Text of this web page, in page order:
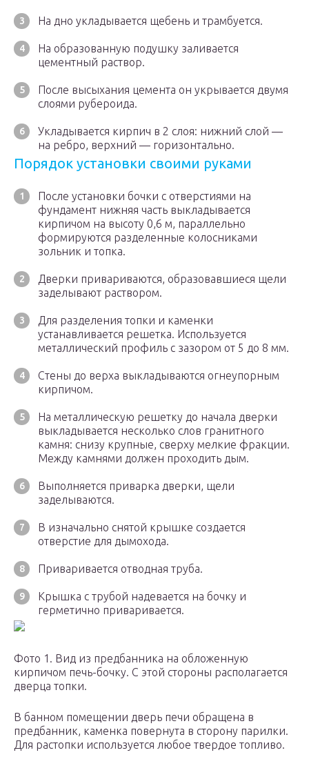
На дно укладывается щебень и трамбуется.
На образованную подушку заливается
цементный раствор.
После высыхания цемента он укрывается двумя
слоями рубероида.
Укладывается кирпич в 2 слоя: нижний слой —
на ребро, верхний — горизонтально.
Порядок установки своими руками
После установки бочки с отверстиями на
фундамент нижняя часть выкладывается
кирпичом на высоту 0,6 м, параллельно
формируются разделенные колосниками
зольник и топка.
Дверки привариваются, образовавшиеся щели
заделывают раствором.
Для разделения топки и каменки
устанавливается решетка. Используется
металлический профиль с зазором от 5 до 8 мм.
Стены до верха выкладываются огнеупорным
кирпичом.
На металлическую решетку до начала дверки
выкладывается несколько слов гранитного
камня: снизу крупные, сверху мелкие фракции.
Между камнями должен проходить дым.
Выполняется приварка дверки, щели
заделываются.
В изначально снятой крышке создается
отверстие для дымохода.
Приваривается отводная труба.
Крышка с трубой надевается на бочку и
герметично приваривается.
Фото 1. Вид из предбанника на обложенную
кирпичом печь-бочку. С этой стороны располагается
дверца топки.
В банном помещении дверь печи обращена в
предбанник, каменка повернута в сторону парилки.
Для растопки используется любое твердое топливо.